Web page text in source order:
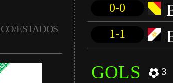
ESTADOS
0-0
1-1
GOLS 3